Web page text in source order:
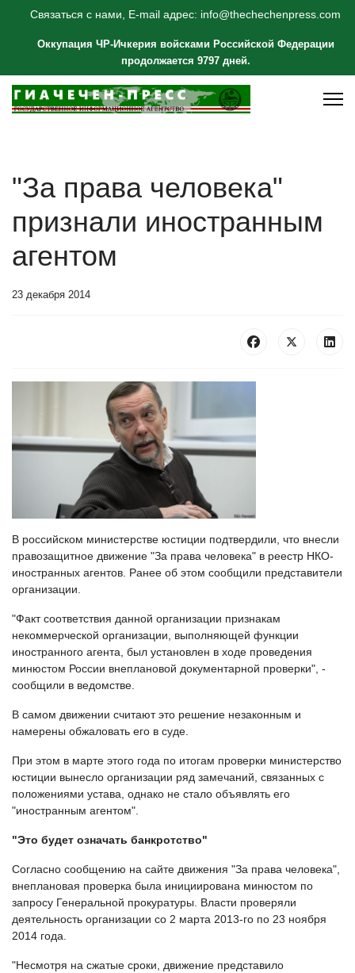
Связаться с нами, E-mail адрес: info@thechechenpress.com
Оккупация ЧР-Ичкерия войсками Российской Федерации
продолжается 9797 дней.
"За права человека"
признали иностранным
агентом
23 декабря 2014
В российском министерстве юстиции подтвердили, что внесли
правозащитное движение "За права человека" в реестр НКО-
иностранных агентов. Ранее об этом сообщили представители
организации.
"Факт соответствия данной организации признакам
некоммерческой организации, выполняющей функции
иностранного агента, был установлен в ходе проведения
минюстом России внеплановой документарной проверки", -
сообщили в ведомстве.
В самом движении считают это решение незаконным и
намерены обжаловать его в суде.
При этом в марте этого года по итогам проверки министерство
юстиции вынесло организации ряд замечаний, связанных с
положениями устава, однако не стало объявлять его
"иностранным агентом".
"Это будет означать банкротство"
Согласно сообщению на сайте движения "За права человека",
внеплановая проверка была инициирована минюстом по
запросу Генеральной прокуратуры. Власти проверяли
деятельность организации со 2 марта 2013-го по 23 ноября
2014 года.
"Несмотря на сжатые сроки, движение представило